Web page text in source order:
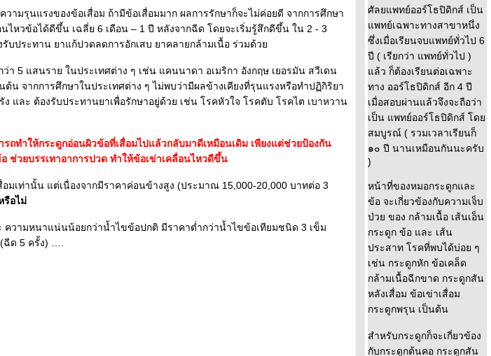
ามรุนแรงของข้อเสื่อม ถ้ามีข้อเสื่อมมาก ผลการรักษาก็จะไม่ค่อยดี จากการศึกษา
หวข้อได้ดีขึ้น เฉลี่ย 6 เดือน – 1 ปี หลังจากฉีด โดยจะเริ่มรู้สึกดีขึ้น ใน 2 - 3
บประทาน ยาแก้ปวดลดการอักเสบ ยาคลายกล้ามเนื้อ ร่วมด้ว
า 5 แสนราย ในประเทศต่าง ๆ เช่น แคนนาดา อเมริกา อังกฤษ เยอรมัน สวีเดน
น จากการศึกษาในประเทศต่าง ๆ ไม่พบว่ามีผลข้างเคียงที่รุนแรงหรือทำปฏิกิริยา
และ ต้องรับประทานยาเพื่อรักษาอยู่ด้วย เช่น โรคหัวใจ โรคตับ โรคไต เบาหวาน
ถทำให้กระดูกอ่อนผิวข้อที่เสื่อมไปแล้วกลับมาดีเหมือนเดิม เพียงแต่ช่วยป้องกัน
ช่วยบรรเทาอาการปวด ทำให้ข้อเข่าเคลื่อนไหวดีขึ้น
อมเท่านั้น แต่เนื่องจากมีราคาค่อนข้างสูง (ประมาณ 15,000-20,000 บาทต่อ 3
รือไม่
วามหนาแน่นน้อยกว่าน้ำไขข้อปกติ มีราคาต่ำกว่าน้ำไขข้อเทียมชนิด 3 เข็ม
ด 5 ครั้ง) ….
ศัลยแพทย์ออร์โธปิดิกส์ เป็น
พทย์เฉพาะทางสาขาหนึ่ง
ซึ่งเมื่อเรียนจบแพทย์ทั่วไป 6
ปี ( เรียกว่า แพทย์ทั่วไป )
ล้ว ก็ต้องเรียนต่อเฉพาะ
ทาง ออร์โธปิดิกส์ อีก 4 ปี
เมื่อสอบผ่านแล้วจึงจะถือว่า
เป็น แพทย์ออร์โธปิดิกส์ โด
สมบูรณ์ ( รวมเวลาเรียนก็
๑๐ ปี นานเหมือนกันนะครับ
)
หน้าที่ของหมอกระดูกและ
ข้อ จะเกี่ยวข้องกับความเจ็บ
ป่วย ของ กล้ามเนื้อ เส้นเอ็น
กระดูก ข้อ และ เส้น
ประสาท โรคที่พบได้บ่อย ๆ
เช่น กระดูกหัก ข้อเคล็ด
กล้ามเนื้อฉีกขาด กระดูกสัน
หลังเสื่อม ข้อเข่าเสื่อม
กระดูกพรุน เป็นต้น
สำหรับกระดูกก็จะเกี่ยวข้อง
กับกระดูกต้นคอ กระดูกสัน